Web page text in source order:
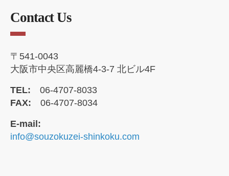
Contact Us
〒541-0043
大阪市中央区高麗橋4-3-7 北ビル4F
TEL: 06-4707-8033
FAX: 06-4707-8034
E-mail:
info@souzokuzei-shinkoku.com